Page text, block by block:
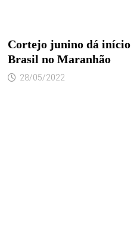
Cortejo junino dá início
Brasil no Maranhão
28/05/2022